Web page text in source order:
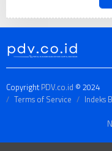
CopyrightPDV.co.id © 2024
Terms of Service
Indeks